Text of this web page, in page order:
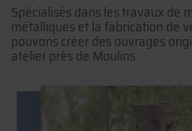
Spécialisés dans les travaux de
métalliques et la fabrication de
pouvons créer des ouvrages
atelier près de Moulins